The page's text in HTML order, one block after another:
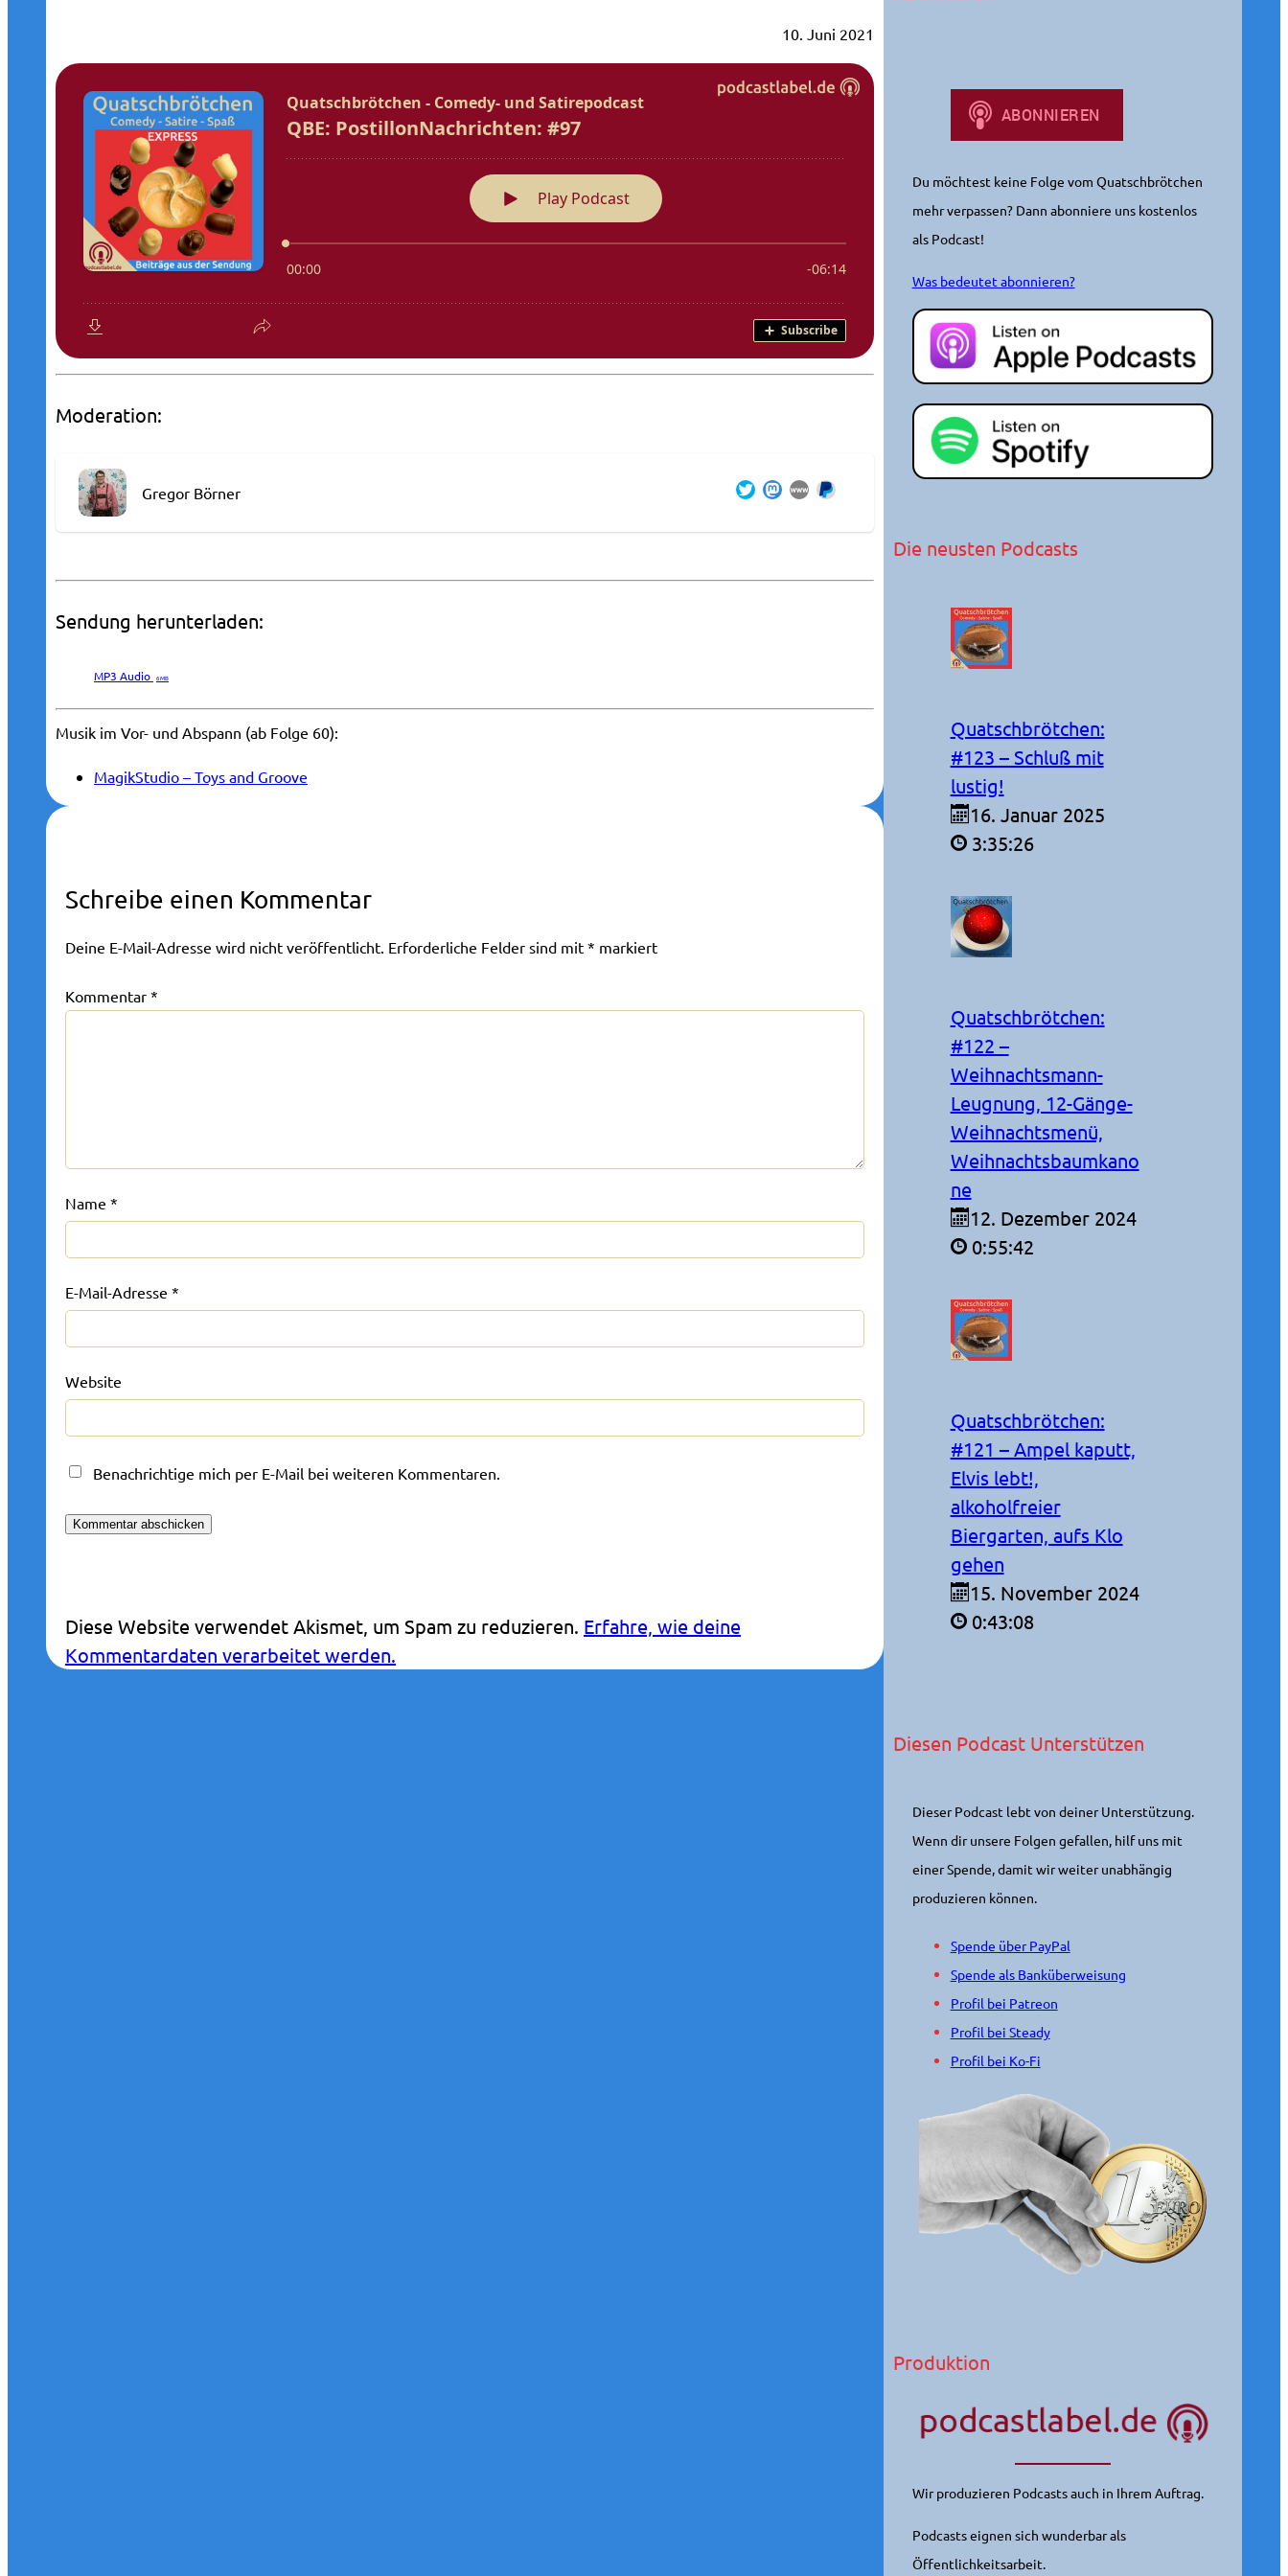
10. Juni 2021
Moderation:
Gregor Börner
Sendung herunterladen:
MP3 Audio 6 MB
Musik im Vor- und Abspann (ab Folge 60):
MagikStudio – Toys and Groove
Schreibe einen Kommentar
Deine E-Mail-Adresse wird nicht veröffentlicht. Erforderliche Felder sind mit * markiert
Kommentar *
Name *
E-Mail-Adresse *
Website
Benachrichtige mich per E-Mail bei weiteren Kommentaren.
Diese Website verwendet Akismet, um Spam zu reduzieren. Erfahre, wie deine
Kommentardaten verarbeitet werden.
Du möchtest keine Folge vom Quatschbrötchen
mehr verpassen? Dann abonniere uns kostenlos
als Podcast!
Was bedeutet abonnieren?
Die neusten Podcasts
Quatschbrötchen:
#123 – Schluß mit
lustig!
16. Januar 2025
3:35:26
Quatschbrötchen:
#122 –
Weihnachtsmann-
Leugnung, 12-Gänge-
Weihnachtsmenü,
Weihnachtsbaumkano
ne
12. Dezember 2024
0:55:42
Quatschbrötchen:
#121 – Ampel kaputt,
Elvis lebt!,
alkoholfreier
Biergarten, aufs Klo
gehen
15. November 2024
0:43:08
Diesen Podcast Unterstützen
Dieser Podcast lebt von deiner Unterstützung.
Wenn dir unsere Folgen gefallen, hilf uns mit
einer Spende, damit wir weiter unabhängig
produzieren können.
Spende über PayPal
Spende als Banküberweisung
Profil bei Patreon
Profil bei Steady
Profil bei Ko-Fi
Produktion
Wir produzieren Podcasts auch in Ihrem Auftrag.
Podcasts eignen sich wunderbar als
Öffentlichkeitsarbeit.